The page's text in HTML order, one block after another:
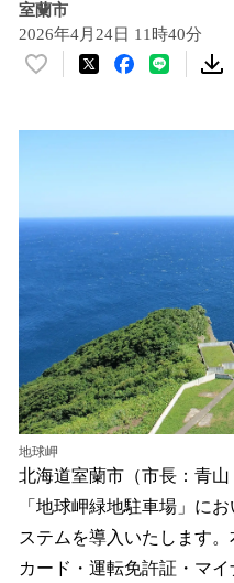
室蘭市
2026年4月24日 11時40分
い
読
み
中
で
地球岬
北海道室蘭市（市長：青
「地球岬緑地駐車場」に
ステムを導入いたします
カード・運転免許証・マ